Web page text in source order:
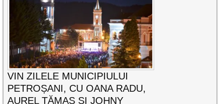
VIN ZILELE MUNICIPIULUI
PETROȘANI, CU OANA RADU,
AUREL TĂMAȘ ȘI JOHNY